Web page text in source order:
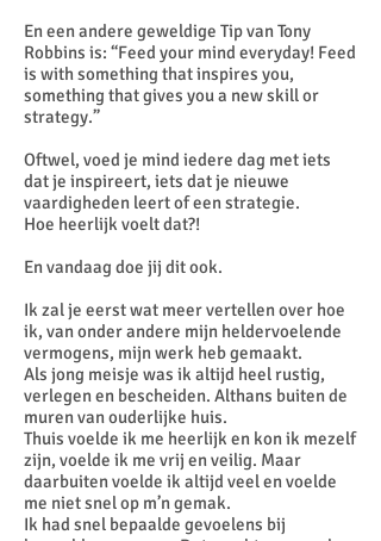
En een andere geweldige Tip van Tony
Robbins is: “Feed your mind everyday! Feed
is with something that inspires you,
something that gives you a new skill or
strategy.”
Oftwel, voed je mind iedere dag met iets
dat je inspireert, iets dat je nieuwe
vaardigheden leert of een strategie.
Hoe heerlijk voelt dat?!
En vandaag doe jij dit ook.
Ik zal je eerst wat meer vertellen over hoe
ik, van onder andere mijn heldervoelende
vermogens, mijn werk heb gemaakt.
Als jong meisje was ik altijd heel rustig,
verlegen en bescheiden. Althans buiten de
muren van ouderlijke huis.
Thuis voelde ik me heerlijk en kon ik mezelf
zijn, voelde ik me vrij en veilig. Maar
daarbuiten voelde ik altijd veel en voelde
me niet snel op m’n gemak.
Ik had snel bepaalde gevoelens bij